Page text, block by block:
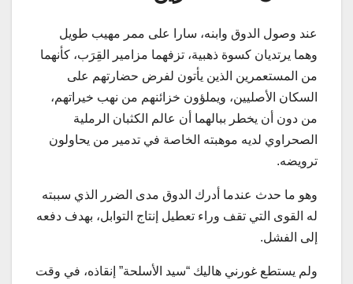
عند وصول الدوق وابنه، سارا على ممر مهيب طويل
وهما يرتديان كسوة ذهبية، تزفهما مزامير القِرَب، كأنهما
من المستعمرين الذين يأتون لفرض حضارتهم على
السكان الأصليين، ويملؤون خزائنهم من نهب خيراتهم،
من دون أن يخطر ببالهما أن عالم الكثبان الرملية
الصحراوي لديه موهبته الخاصة في تدمير من يحاولون
ترويضه.
وهو ما حدث عندما أدرك الدوق مدى الضرر الذي سببته
له القوى التي تقف وراء تعطيل إنتاج التوابل، بهدف دفعه
إلى الفشل.
ولم يستطع غورني هاليك “سيد الأسلحة” إنقاذه، في وقت